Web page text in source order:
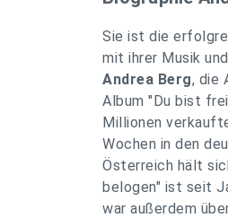
Sie ist die
mit ihrer Musik
Andrea Berg, die
Album "Du bist
Millionen
Wochen in den
Österreich hält
belogen" ist seit
war außerdem